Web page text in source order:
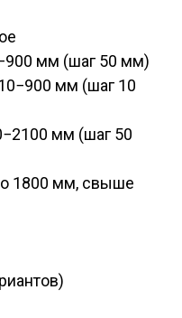
мм (шаг 50 мм)
мм (шаг 10
мм (шаг 50
1800 мм, свыше